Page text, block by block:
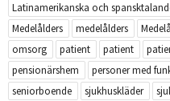
Latinamerikanska och
Medelålders
medelålders
omsorg
patient patient
pensionärshem
personer med
seniorboende
sjukhuskläder